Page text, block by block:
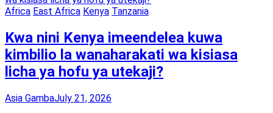
Africa East Africa Kenya Tanzania
Kwa nini Kenya imeendelea kuwa
kimbilio la wanaharakati wa kisiasa
licha ya hofu ya utekaji?
Asia GambaJuly 21, 2026